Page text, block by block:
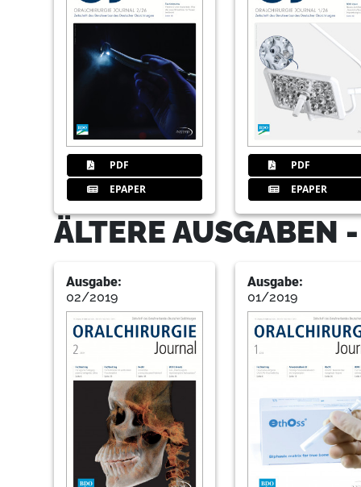
PDF
EPAPER
PDF
EPAPER
ÄLTERE AUSGABEN
Ausgabe:
02/2019
Ausgabe:
01/2019